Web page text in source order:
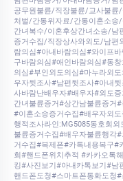
공무원불륜/직장불륜/교사불
처벌/간통위자료/간통이혼소송
간녀복수/이혼후상간녀소송/남
증거수집/직장상사와외도/남편
람의심#아내바람의심#와이프
구바람의심#애인바람의심#동
의심#부인외도의심#마누라외
우자뒷조사#남편뒷조사#아내
사바람난배우자#배우자#외도
간녀불륜증거#상간남불륜증거
#이혼소송증거수집#배우자외
행적조사라인:MG5085동호회
불륜증거수집#배우자불륜행각
거수집#복제폰#카톡내용복구#
회#핸드폰위치추적 #카카오톡
킹#사진보기#아내카톡보기#남
핸드폰도청#스마트폰통화도청